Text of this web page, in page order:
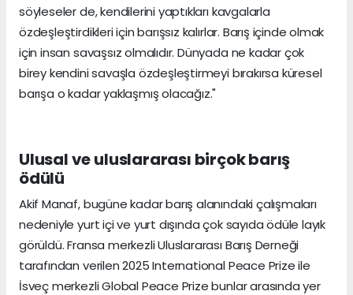
söyleseler de, kendilerini yaptıkları kavgalarla
özdeşleştirdikleri için barışsız kalırlar. Barış içinde olmak
için insan savaşsız olmalıdır. Dünyada ne kadar çok
birey kendini savaşla özdeşleştirmeyi bırakırsa küresel
barışa o kadar yaklaşmış olacağız."
Ulusal ve uluslararası birçok barış
ödülü
Akif Manaf, bugüne kadar barış alanındaki çalışmaları
nedeniyle yurt içi ve yurt dışında çok sayıda ödüle layık
görüldü. Fransa merkezli Uluslararası Barış Derneği
tarafından verilen 2025 International Peace Prize ile
İsveç merkezli Global Peace Prize bunlar arasında yer